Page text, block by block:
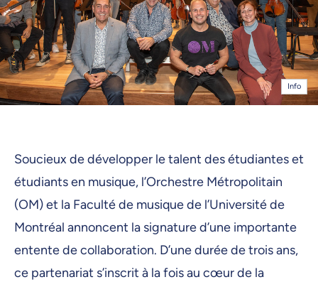
Info
Soucieux de développer le talent des étudiantes et
étudiants en musique, l’Orchestre Métropolitain
(OM) et la Faculté de musique de l’Université de
Montréal annoncent la signature d’une importante
entente de collaboration. D’une durée de trois ans,
ce partenariat s’inscrit à la fois au cœur de la